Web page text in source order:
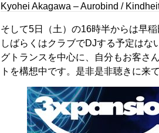
Kyohei Akagawa – Aurobind /
そして5日（土）の16時半からは早
しばらくはクラブでDJする予定は
グトランスを中心に、自分もお客さ
トを構想中です。是非是非聴きに来